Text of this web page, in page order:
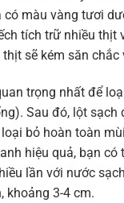
có màu vàng tươi
tích trữ nhiều thịt
sẽ kém săn
trọng nhất để
Sau đó, lột
bỏ hoàn toàn
hiệu quả, bạn
lần với nước
khoảng 3-4 cm.